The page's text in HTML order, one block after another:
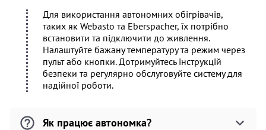
Для використання автономних обігрівачів,
таких як Webasto та Eberspacher, їх потрібно
встановити та підключити до живлення.
Налаштуйте бажану температуру та режим через
пульт або кнопки. Дотримуйтесь інструкцій
безпеки та регулярно обслуговуйте систему для
надійної роботи.
Як працює автономка?